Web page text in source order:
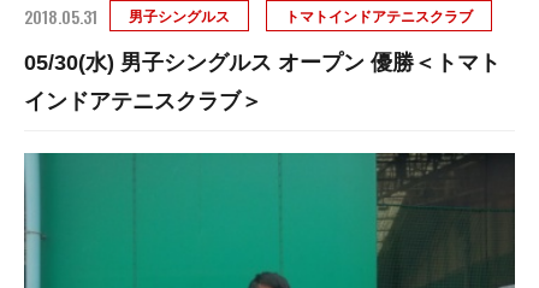
2018.05.31 男子シングルス トマトインドアテニスクラブ
05/30(水) 男子シングルス オープン 優勝＜トマト
インドアテニスクラブ＞